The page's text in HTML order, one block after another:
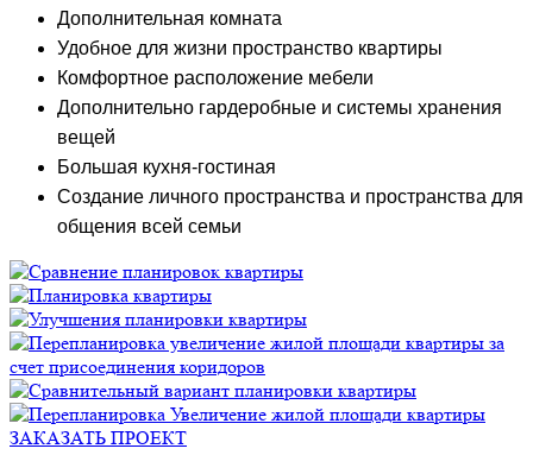
Дополнительная комната
Удобное для жизни пространство квартиры
Комфортное расположение мебели
Дополнительно гардеробные и системы хранения
вещей
Большая кухня-гостиная
Создание личного пространства и пространства для
общения всей семьи
ЗАКАЗАТЬ ПРОЕКТ